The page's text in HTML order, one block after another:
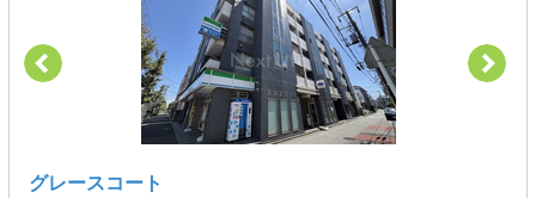
グレースコート